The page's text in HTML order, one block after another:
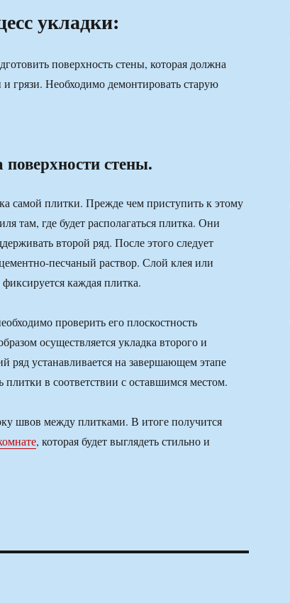
укладки:
поверхность стены, которая должна
грязи. Необходимо демонтировать старую
поверхности стены.
самой плитки. Прежде чем приступить к этому
там, где будет располагаться плитка. Они
второй ряд. После этого следует
песчаный раствор. Слой клея или
каждая плитка.
проверить его плоскостность
осуществляется укладка второго и
устанавливается на завершающем этапе
плитки в соответствии с оставшимся местом.
швов между плитками. В итоге получится
, которая будет выглядеть стильно и